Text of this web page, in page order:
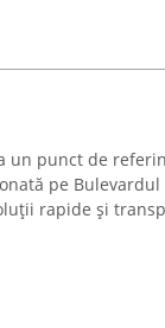
un punct de
pe
rapide și